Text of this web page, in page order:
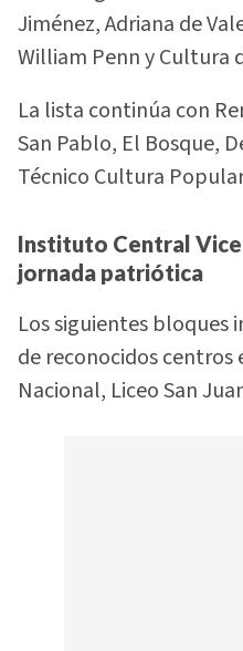
Jiménez, Adriana de
William Penn y Cultura
La lista continúa con
San Pablo, El Bosque,
Técnico Cultura
Instituto Central
jornada patriótica
Los siguientes
de reconocidos
Nacional, Liceo San